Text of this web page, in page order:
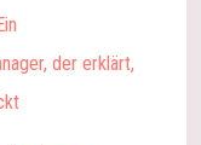
der erklärt,